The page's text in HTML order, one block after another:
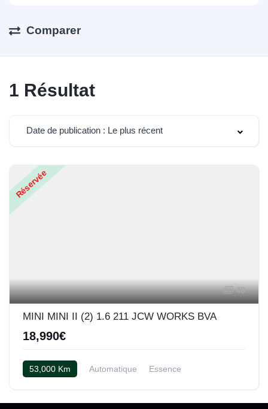
Comparer
1 Résultat
Date de publication : Le plus récent
Réservée
40
MINI MINI II (2) 1.6 211 JCW WORKS BVA
18,990€
53,000 Km Automatique
Essence